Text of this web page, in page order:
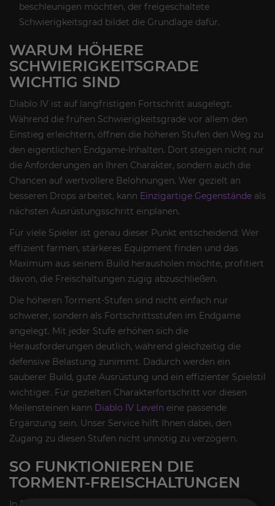
beschleunigen möchten, der freigeschaltete
Schwierigkeitsgrad bildet die Grundlage dafür.
WARUM HÖHERE
SCHWIERIGKEITSGRADE
WICHTIG SIND
Diablo IV ist auf langfristigen Fortschritt ausgelegt.
Während die frühen Schwierigkeitsgrade vor allem den
Einstieg erleichtern, öffnen die höheren Stufen den Weg zu
den eigentlichen Endgame-Inhalten. Dort steigen nicht nur
die Anforderungen an Ihren Charakter, sondern auch die
Chancen auf wertvollere Belohnungen. Wer gezielt an
besseren Drops arbeitet, kann Einzigartige Gegenstände als
nächsten Ausrüstungsschritt einplanen.
Für viele Spieler ist genau dieser Punkt entscheidend: Wer
effizient farmen, stärkeres Equipment finden und das
Maximum aus seinem Build herausholen möchte, profitiert
davon, die Freischaltungen zügig abzuschließen.
Die höheren Torment-Stufen sind nicht einfach nur
schwerer, sondern als Fortschrittsstufen im Endgame
angelegt. Mit jeder Stufe erhöhen sich die
Herausforderungen deutlich, während gleichzeitig die
defensive Belastung zunimmt. Dadurch werden ein
sauberer Build, gute Ausrüstung und ein effizienter Spielstil
wichtiger. Für gezielten Charakterfortschritt vor diesen
Meilensteinen kann Diablo IV Leveln eine passende
Ergänzung sein. Unser Service hilft Ihnen dabei, den
Zugang zu diesen Stufen nicht unnötig zu verzögern.
SO FUNKTIONIEREN DIE
TORMENT-FREISCHALTUNGEN